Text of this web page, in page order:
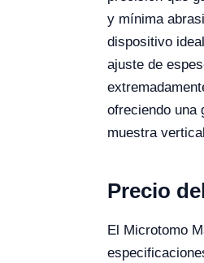
y mínima
dispositivo
ajuste de
ofreciendo una
muestra
Precio
El Microtomo